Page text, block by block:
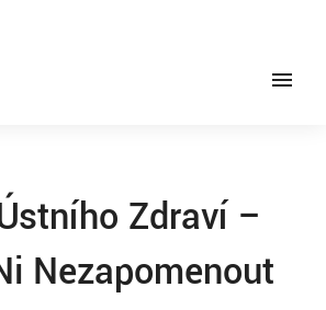
Zdraví –
Nezapomenout